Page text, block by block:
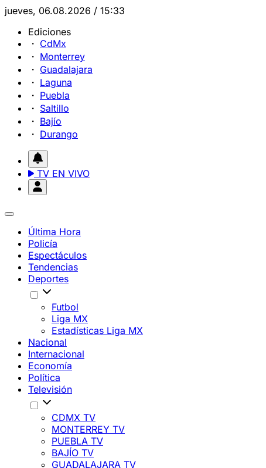
jueves, 06.08.2026 / 15:33
Ediciones
CdMx
Monterrey
Guadalajara
Laguna
Puebla
Saltillo
Bajío
Durango
TV EN VIVO
Última Hora
Policía
Espectáculos
Tendencias
Deportes
Futbol
Liga MX
Estadísticas Liga MX
Nacional
Internacional
Economía
Política
Televisión
CDMX TV
MONTERREY TV
PUEBLA TV
BAJÍO TV
GUADALAJARA TV